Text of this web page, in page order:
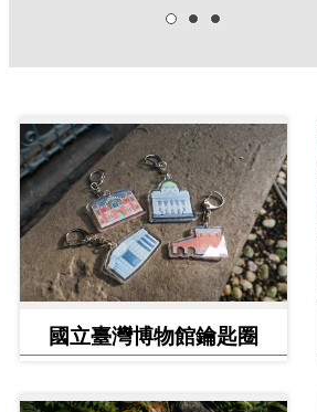
國立臺灣博物館鑰匙圈